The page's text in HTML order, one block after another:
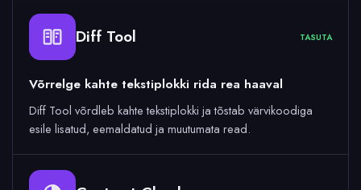
Diff Tool TASUTA
Võrrelge kahte tekstiplokki rida rea haaval
Diff Tool võrdleb kahte tekstiplokki ja tõstab värvikoodiga
esile lisatud, eemaldatud ja muutumata read.